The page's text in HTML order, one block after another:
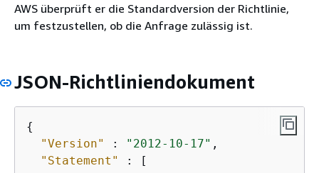
AWS überprüft er die Standardversion der Richtlinie,
um festzustellen, ob die Anfrage zulässig ist.
JSON-Richtliniendokument
{
"Version"
: "2012-10-17" ,
"Statement"
: [